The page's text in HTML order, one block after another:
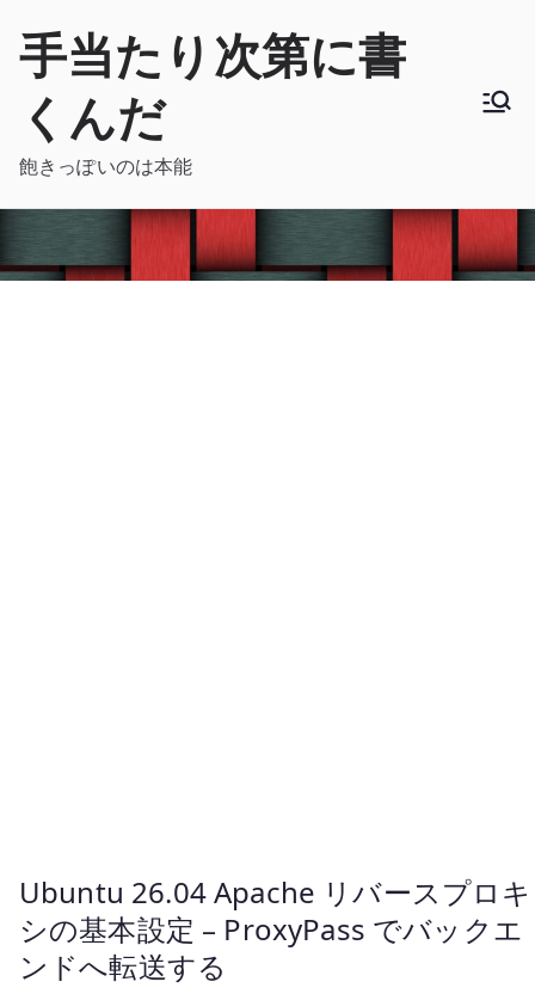
手当たり次第に書
くんだ
飽きっぽいのは本能
Ubuntu 26.04 Apache リバースプロキ
シの基本設定 – ProxyPass でバックエ
ンドへ転送する